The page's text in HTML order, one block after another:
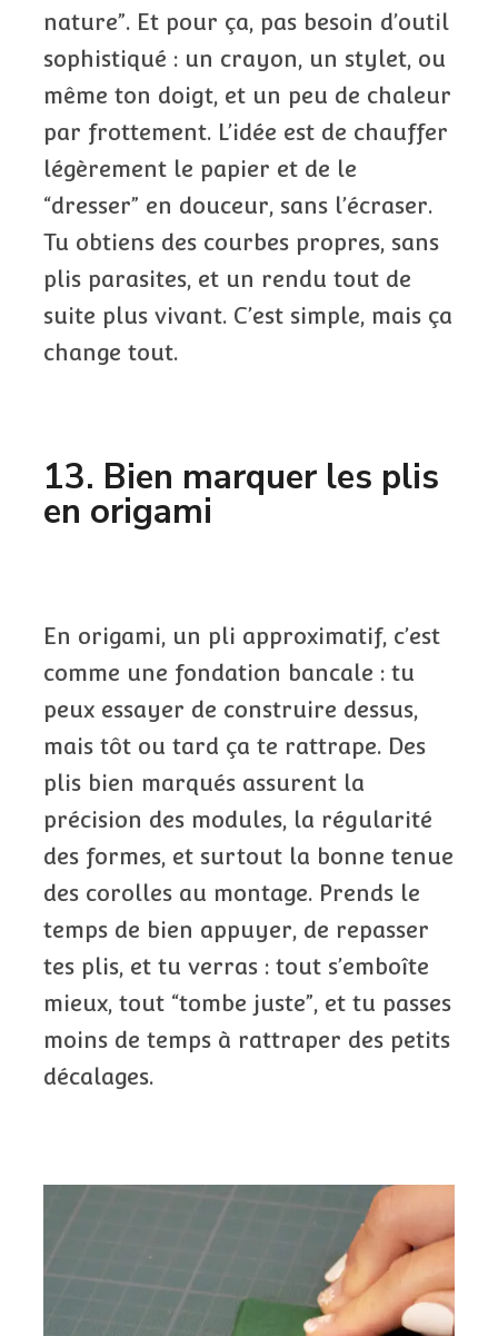
nature”. Et pour ça, pas besoin d’outil
sophistiqué : un crayon, un stylet, ou
même ton doigt, et un peu de chaleur
par frottement. L’idée est de chauffer
légèrement le papier et de le
“dresser” en douceur, sans l’écraser.
Tu obtiens des courbes propres, sans
plis parasites, et un rendu tout de
suite plus vivant. C’est simple, mais ça
change tout.
13. Bien marquer les plis
en origami
En origami, un pli approximatif, c’est
comme une fondation bancale : tu
peux essayer de construire dessus,
mais tôt ou tard ça te rattrape. Des
plis bien marqués assurent la
précision des modules, la régularité
des formes, et surtout la bonne tenue
des corolles au montage. Prends le
temps de bien appuyer, de repasser
tes plis, et tu verras : tout s’emboîte
mieux, tout “tombe juste”, et tu passes
moins de temps à rattraper des petits
décalages.